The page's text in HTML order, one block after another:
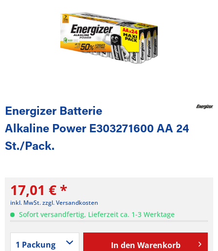
Energizer Batterie
Alkaline Power E303271600 AA 24
St./Pack.
17,01 € *
inkl. MwSt.zzgl. Versandkosten
Sofort versandfertig, Lieferzeit ca. 1-3 Werktage
In den Warenkorb